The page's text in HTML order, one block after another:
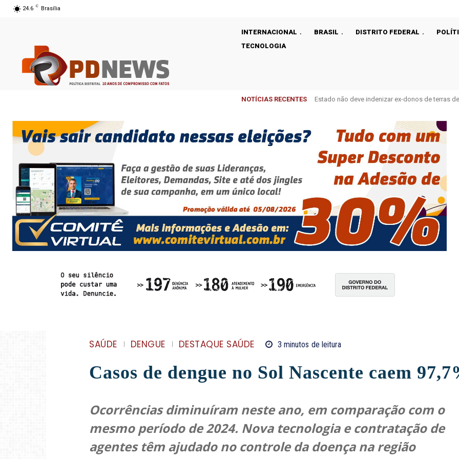
24.6 C Brasília
INTERNACIONAL BRASIL DISTRITO FEDERAL
TECNOLOGIA
NOTÍCIAS RECENTES Estado não deve indenizar ex-donos de terras
SAÚDE DENGUE DESTAQUE SAÚDE 3 minutos de leitura
Casos de dengue no Sol Nascente caem
Ocorrências diminuíram neste ano, em comparação com o
mesmo período de 2024. Nova tecnologia e contratação de
agentes têm ajudado no controle da doença na região